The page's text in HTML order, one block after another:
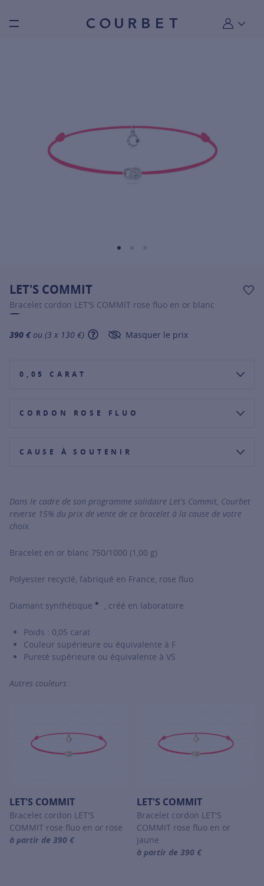
Burger toggle menu Mon
LET'S COMMIT
Bracelet cordon LET'S COMMIT rose fluo en or blanc
390 € ou (3 x 130 €) SHOW TOOLTIP
Masquer le prix
0,05 CARAT
CORDON ROSE FLUO
CAUSE À SOUTENIR
Dans le cadre de son programme solidaire Let's Commit, Courbet
reverse 15% du prix de vente de ce bracelet à la cause de votre
choix.
Bracelet en or blanc 750/1000 (1,00 g)
Polyester recyclé, fabriqué en France, rose fluo
Diamant synthétique * SHOW TOOLTIP
, créé en laboratoire
Poids : 0,05 carat
Couleur supérieure ou équivalente à F
Pureté supérieure ou équivalente à VS
Autres couleurs :
LET'S COMMIT
Bracelet cordon LET'S
COMMIT rose fluo en or rose
à partir de 390 €
For more information about LET'S COMMIT, click on the
LET'S COMMIT
Bracelet cordon LET'S
COMMIT rose fluo en or
jaune
à partir de 390 €